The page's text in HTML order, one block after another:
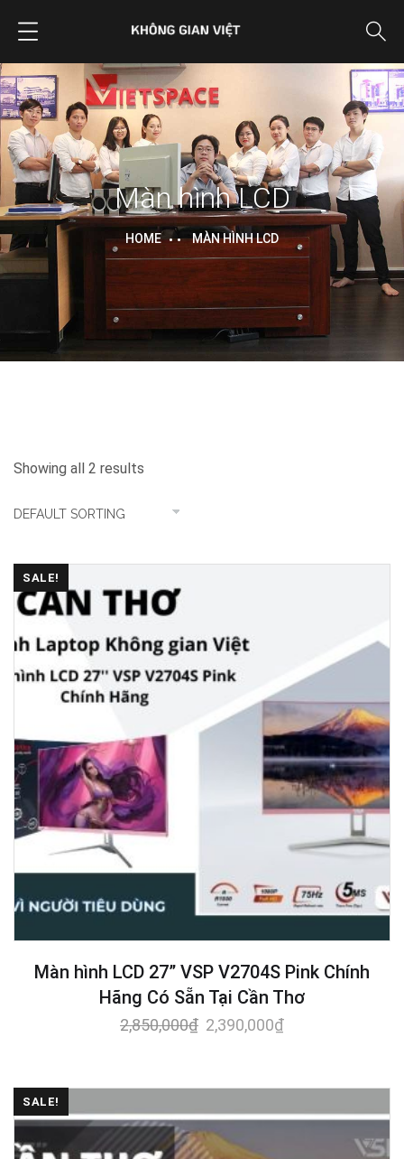
Màn hình LCD
HOME MÀN HÌNH LCD
Showing all 2 results
SALE!
Màn hình LCD 27” VSP V2704S Pink Chính
Hãng Có Sẵn Tại Cần Thơ
2,850,000₫ 2,390,000₫
SALE!